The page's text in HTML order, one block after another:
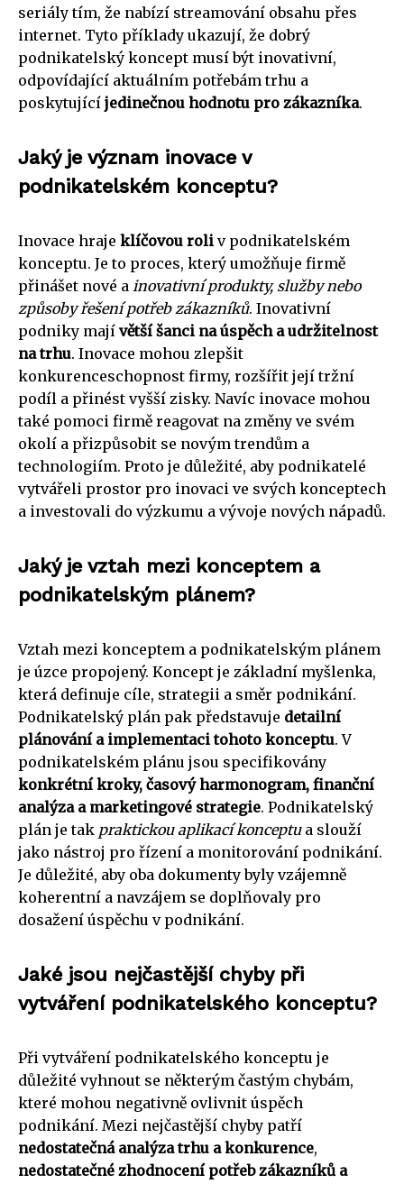
seriály tím, že nabízí streamování obsahu přes
internet. Tyto příklady ukazují, že dobrý
podnikatelský koncept musí být inovativní,
odpovídající aktuálním potřebám trhu a
poskytující jedinečnou hodnotu pro zákazníka.
Jaký je význam inovace v
podnikatelském konceptu?
Inovace hraje klíčovou roli v podnikatelském
konceptu. Je to proces, který umožňuje firmě
přinášet nové a inovativní produkty, služby nebo
způsoby řešení potřeb zákazníků. Inovativní
podniky mají větší šanci na úspěch a udržitelnost
na trhu. Inovace mohou zlepšit
konkurenceschopnost firmy, rozšířit její tržní
podíl a přinést vyšší zisky. Navíc inovace mohou
také pomoci firmě reagovat na změny ve svém
okolí a přizpůsobit se novým trendům a
technologiím. Proto je důležité, aby podnikatelé
vytvářeli prostor pro inovaci ve svých konceptech
a investovali do výzkumu a vývoje nových nápadů.
Jaký je vztah mezi konceptem a
podnikatelským plánem?
Vztah mezi konceptem a podnikatelským plánem
je úzce propojený. Koncept je základní myšlenka,
která definuje cíle, strategii a směr podnikání.
Podnikatelský plán pak představuje detailní
plánování a implementaci tohoto konceptu. V
podnikatelském plánu jsou specifikovány
konkrétní kroky, časový harmonogram, finanční
analýza a marketingové strategie. Podnikatelský
plán je tak praktickou aplikací konceptua slouží
jako nástroj pro řízení a monitorování podnikání.
Je důležité, aby oba dokumenty byly vzájemně
koherentní a navzájem se doplňovaly pro
dosažení úspěchu v podnikání.
Jaké jsou nejčastější chyby při
vytváření podnikatelského konceptu?
Při vytváření podnikatelského konceptu je
důležité vyhnout se některým častým chybám,
které mohou negativně ovlivnit úspěch
podnikání. Mezi nejčastější chyby patří
nedostatečná analýza trhu a konkurence,
nedostatečné zhodnocení potřeb zákazníků a